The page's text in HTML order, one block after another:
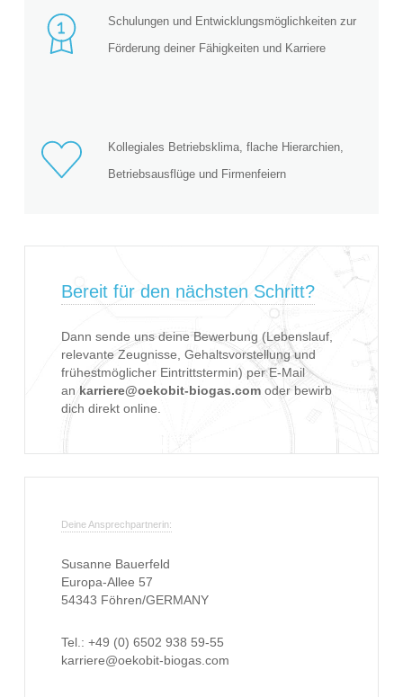
Schulungen und Entwicklungsmöglichkeiten zur
Förderung deiner Fähigkeiten und Karriere
Kollegiales Betriebsklima, flache Hierarchien,
Betriebsausflüge und Firmenfeiern
Bereit für den nächsten Schritt?
Dann sende uns deine Bewerbung (Lebenslauf,
relevante Zeugnisse, Gehaltsvorstellung und
frühestmöglicher Eintrittstermin) per E-Mail
an karriere@oekobit-biogas.com oder bewirb
dich direkt online.
Deine Ansprechpartnerin:
Susanne Bauerfeld
Europa-Allee 57
54343 Föhren/GERMANY
Tel.: +49 (0) 6502 938 59-55
karriere@oekobit-biogas.com